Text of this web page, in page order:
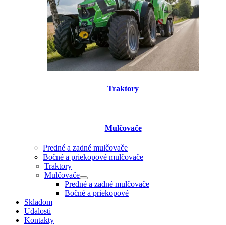
Traktory
Mulčovače
Predné a zadné mulčovače
Bočné a priekopové mulčovače
Traktory
Mulčovače
Predné a zadné mulčovače
Bočné a priekopové
Skladom
Udalosti
Kontakty